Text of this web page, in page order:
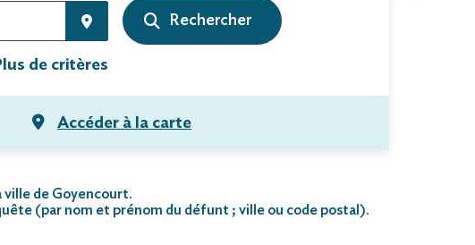
de critères
Accéder à la carte
ville de Goyencourt.
(par nom et prénom du défunt ; ville ou code postal).